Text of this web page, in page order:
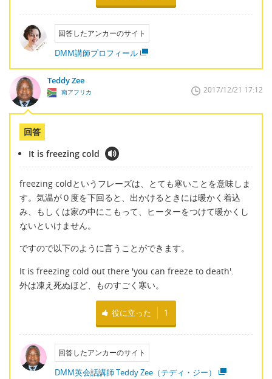
回答したアンカーのサイト
DMM講師プロフィール
Teddy Zee
南アフリカ 2017/12/21 17:12
回答
It is freezing cold
freezing coldというフレーズは、とても寒いことを意味しま
す。気温が０度を下回ると、出かけるときには暖かく着込
み、もしくは家の中にこもって、ヒーターをつけて暖かくし
ないといけません。
ですので以下のように言うことができます。
It is freezing cold out there 'you can freeze to death'.
外は凍え死ぬほど、ものすごく寒い。
役に立った 1
回答したアンカーのサイト
DMM英会話講師 Teddy Zee（テディ・ジー）